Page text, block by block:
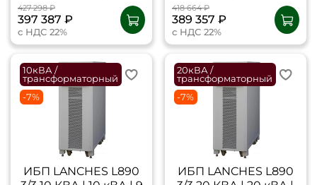
427 298 ₽
397 387 ₽
с НДС 22%
418 664 ₽
389 357 ₽
с НДС 22%
10кВА /
трансформаторный
-7%
ИБП LANCHES L890
20кВА /
трансформаторный
-7%
ИБП LANCHES L890